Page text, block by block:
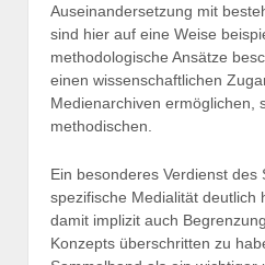
Auseinandersetzung mit
sind hier auf eine Weise
methodologische Ansätze
einen wissenschaftlichen
Medienarchiven ermöglichen,
methodischen.
Ein besonderes Verdienst des
spezifische Medialität deutlich
damit implizit auch
Konzepts überschritten zu